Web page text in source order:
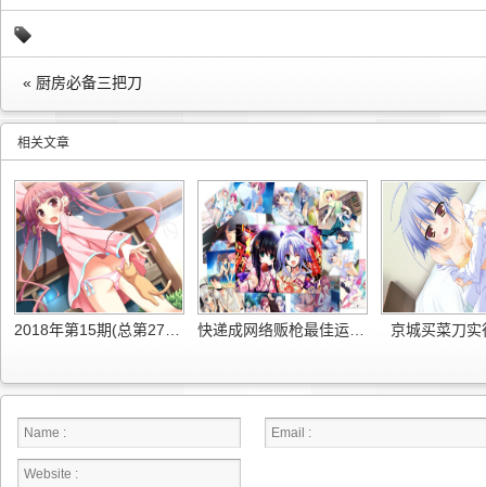
« 厨房必备三把刀
相关文章
京城买菜刀实